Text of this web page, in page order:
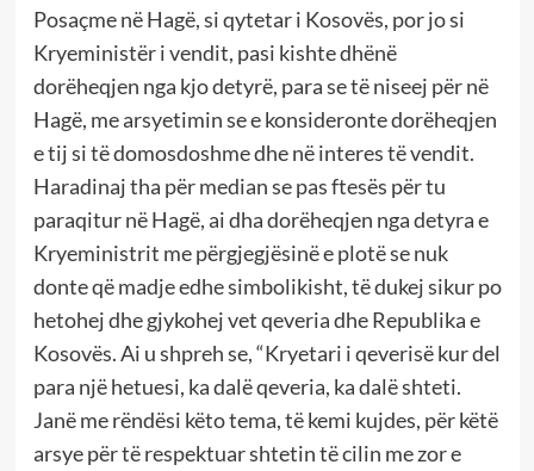
Posaçme në Hagë, si qytetar i Kosovës, por jo si
Kryeministër i vendit, pasi kishte dhënë
dorëheqjen nga kjo detyrë, para se të niseej për në
Hagë, me arsyetimin se e konsideronte dorëheqjen
e tij si të domosdoshme dhe në interes të vendit.
Haradinaj tha për median se pas ftesës për tu
paraqitur në Hagë, ai dha dorëheqjen nga detyra e
Kryeministrit me përgjegjësinë e plotë se nuk
donte që madje edhe simbolikisht, të dukej sikur po
hetohej dhe gjykohej vet qeveria dhe Republika e
Kosovës. Ai u shpreh se, “Kryetari i qeverisë kur del
para një hetuesi, ka dalë qeveria, ka dalë shteti.
Janë me rëndësi këto tema, të kemi kujdes, për këtë
arsye për të respektuar shtetin të cilin me zor e